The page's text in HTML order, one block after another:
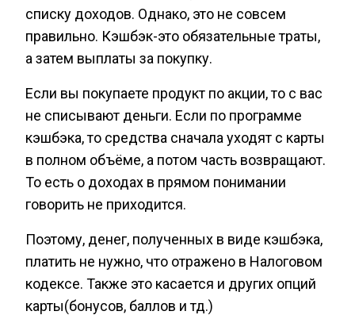
списку доходов. Однако, это не совсем
правильно. Кэшбэк-это обязательные траты,
а затем выплаты за покупку.
Если вы покупаете продукт по акции, то с вас
не списывают деньги. Если по программе
кэшбэка, то средства сначала уходят с карты
в полном объёме, а потом часть возвращают.
То есть о доходах в прямом понимании
говорить не приходится.
Поэтому, денег, полученных в виде кэшбэка,
платить не нужно, что отражено в Налоговом
кодексе. Также это касается и других опций
карты(бонусов, баллов и тд.)